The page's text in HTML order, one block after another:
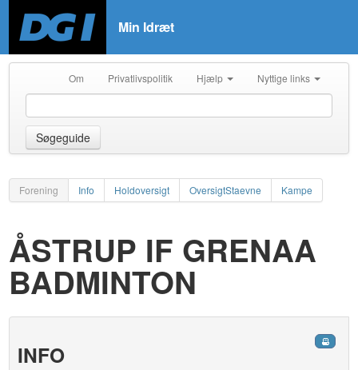
Min Idræt
Om Privatlivspolitik Hjælp Nyttige links
Søgeguide
Forening Info Holdoversigt OversigtStaevne Kampe
ÅSTRUP IF GRENAA
BADMINTON
INFO